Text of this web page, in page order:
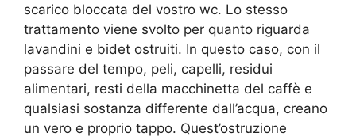
scarico bloccata del vostro wc. Lo stesso
trattamento viene svolto per quanto riguarda
lavandini e bidet ostruiti. In questo caso, con il
passare del tempo, peli, capelli, residui
alimentari, resti della macchinetta del caffè e
qualsiasi sostanza differente dall’acqua, creano
un vero e proprio tappo. Quest’ostruzione